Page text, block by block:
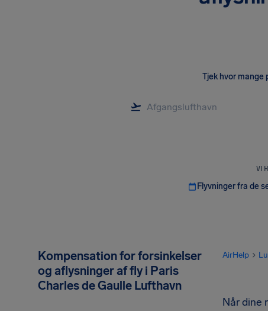
Tjek hvor mange
VI
Flyvninger fra de
Kompensation for forsinkelser
og aflysninger af fly i Paris
Charles de Gaulle Lufthavn
AirHelp
Når dine